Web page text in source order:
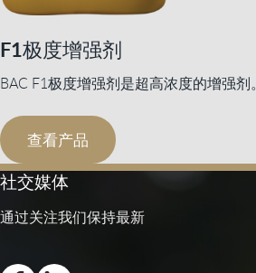
F1极度增强剂
BAC F1极度增强剂是超高浓度的增强剂。
查看产品
社交媒体
通过关注我们保持最新